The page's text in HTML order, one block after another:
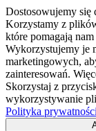
Dostosowujemy się
Korzystamy z
które pomagają
Wykorzystujemy je
marketingowych,
zainteresowań.
Skorzystaj z
wykorzystywanie
Polityka prywatności